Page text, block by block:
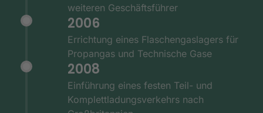
weiteren Geschäftsführer
2006
Errichtung eines Flaschengaslagers für
Propangas und Technische Gase
2008
Einführung eines festen Teil- und
Komplettladungsverkehrs nach